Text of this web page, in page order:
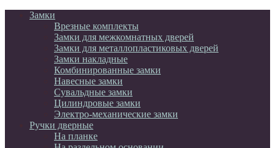
Замки
Врезные комплекты
Замки для межкомнатных дверей
Замки для металлопластиковых дверей
Замки накладные
Комбинированные замки
Навесные замки
Сувальдные замки
Цилиндровые замки
Электро-механические замки
Ручки дверные
На планке